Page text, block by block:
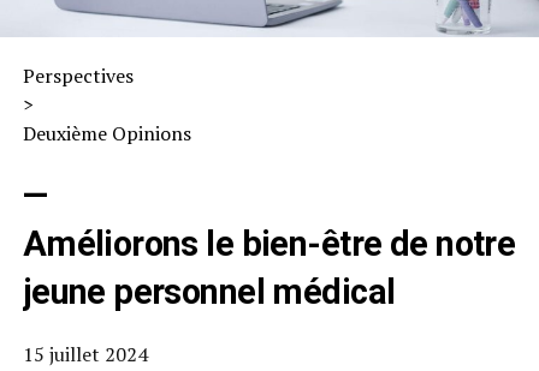
Perspectives
>
Deuxième Opinions
—
Améliorons le bien-être de notre
jeune personnel médical
15 juillet 2024